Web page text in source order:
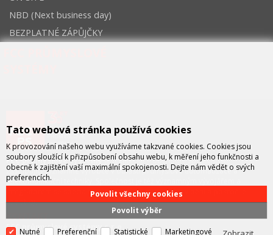
NBD (Next business day)
BEZPLATNÉ ZÁPŮJČKY
FCC průmyslové systémyje technicko – obchodní společností,
zastupující významné výrobce v oblasti průmyslové automatizace a
telekomunikační techniky. Společnost je též významným vývojářem a
integrátorem se specializací na systémy strojového vidění a pokročilé
robotiky.
FCC průmyslové systémy s.r.o.
Tato webová stránka používá cookies
K provozování našeho webu využíváme takzvané cookies. Cookies jsou
soubory sloužící k přizpůsobení obsahu webu, k měření jeho funkčnosti a
obecně k zajištění vaší maximální spokojenosti. Dejte nám vědět o svých
preferencích.
Povolit výběr
Povolit všechny cookies
Nutné Preferenční Statistické Marketingové